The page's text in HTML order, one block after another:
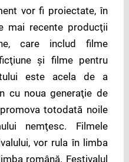
vor fi proiectate, în
mai recente producţii
care includ filme
şi filme pentru
este acela de a
cu noua generaţie de
totodată noile
nemţesc. Filmele
vor rula în limba
română. Festivalul